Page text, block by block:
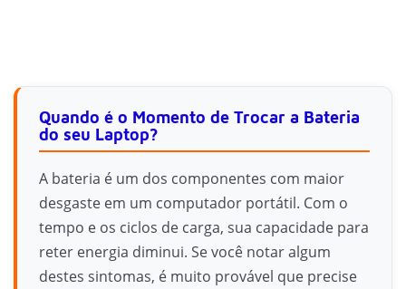
Quando é o Momento de Trocar a Bateria
do seu Laptop?
A bateria é um dos componentes com maior
desgaste em um computador portátil. Com o
tempo e os ciclos de carga, sua capacidade para
reter energia diminui. Se você notar algum
destes sintomas, é muito provável que precise